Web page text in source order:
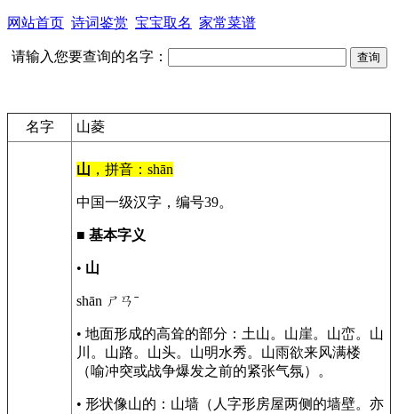
网站首页 诗词鉴赏 宝宝取名 家常菜谱
请输入您要查询的名字：
名字 山菱
山 ，拼音：shān
中国一级汉字，编号39。
■ 基本字义
• 山
shān ㄕㄢˉ
• 地面形成的高耸的部分：土山。山崖。山峦。山
川。山路。山头。山明水秀。山雨欲来风满楼
（喻冲突或战争爆发之前的紧张气氛）。
• 形状像山的：山墙（人字形房屋两侧的墙壁。亦